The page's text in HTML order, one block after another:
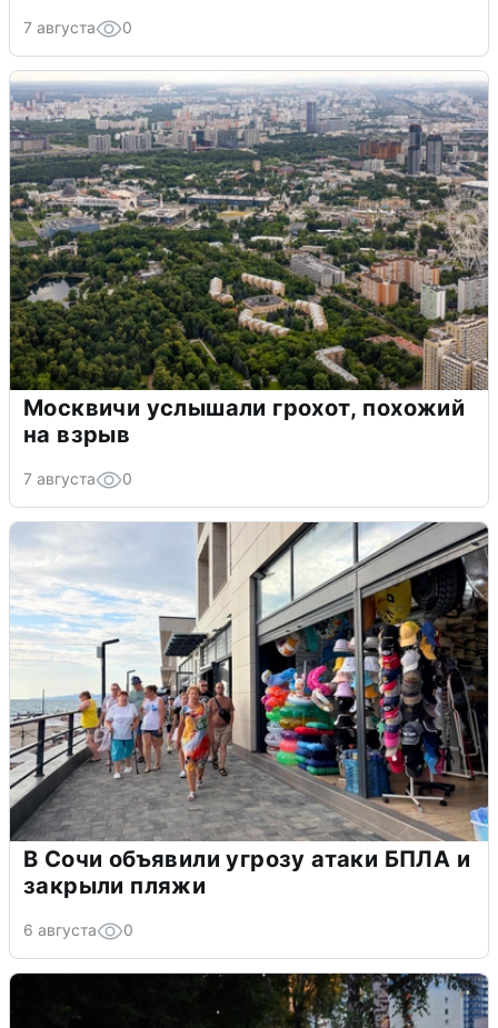
7 августа 0
Москвичи услышали грохот, похожий
на взрыв
7 августа 0
В Сочи объявили угрозу атаки БПЛА и
закрыли пляжи
6 августа 0